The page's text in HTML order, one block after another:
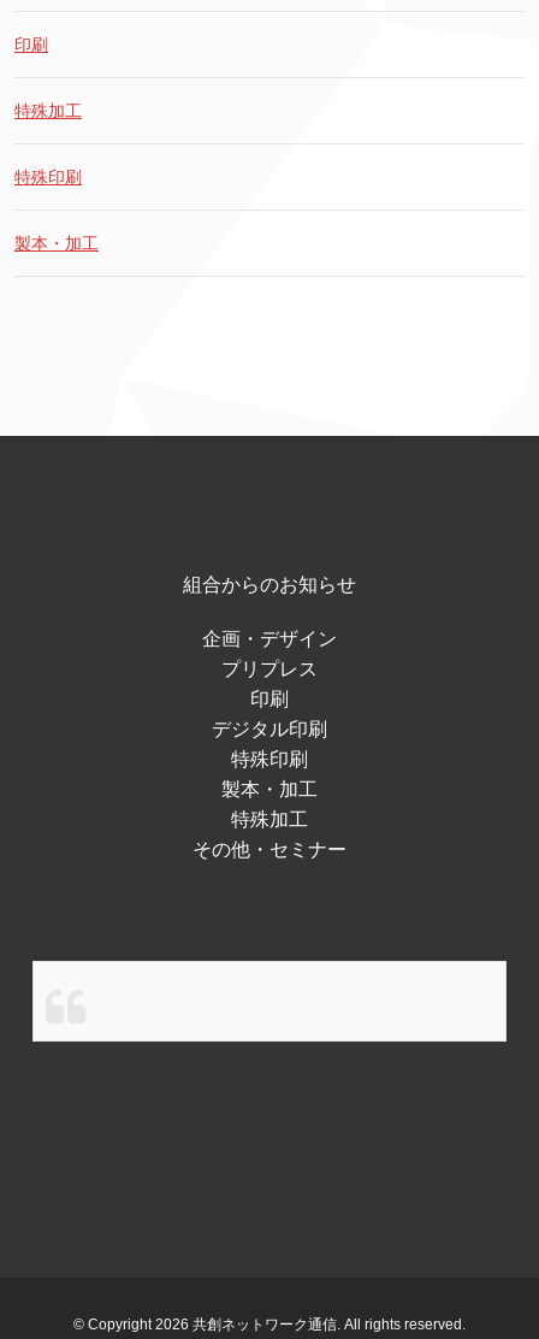
印刷
特殊加工
特殊印刷
製本・加工
組合からのお知らせ
企画・デザイン
プリプレス
印刷
デジタル印刷
特殊印刷
製本・加工
特殊加工
その他・セミナー
© Copyright 2026 共創ネットワーク通信. All rights reserved.